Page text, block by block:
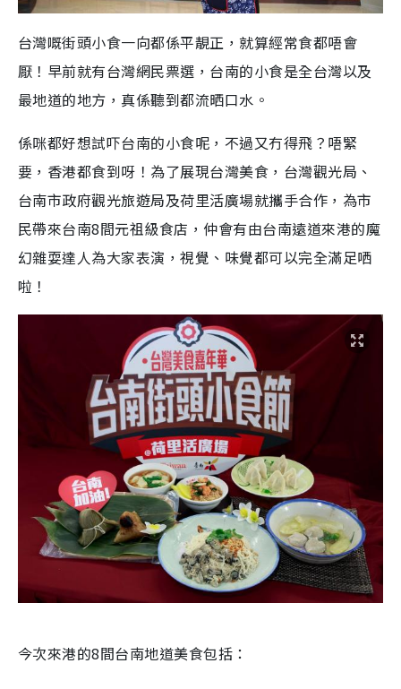
台灣嘅街頭小食一向都係平靚正，就算經常食都唔會
厭！早前就有台灣網民票選，台南的小食是全台灣以及
最地道的地方，真係聽到都流晒口水。
係咪都好想試吓台南的小食呢，不過又冇得飛？唔緊
要，香港都食到呀！為了展現台灣美食，台灣觀光局、
台南市政府觀光旅遊局及荷里活廣場就攜手合作，為市
民帶來台南8間元祖級食店，仲會有由台南遠道來港的魔
幻雜耍達人為大家表演，視覺、味覺都可以完全滿足哂
啦！
今次來港的8間台南地道美食包括：